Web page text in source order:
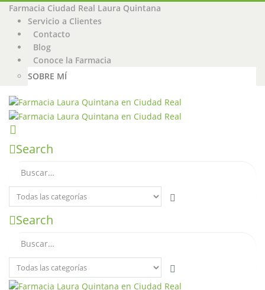
Farmacia Ciudad Real Laura Quintana
Servicio a Clientes
Contacto
Blog
Conoce la Farmacia
SOBRE MÍ
Search
Search